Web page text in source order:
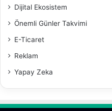
Dijital Ekosistem
Önemli Günler Takvimi
E-Ticaret
Reklam
Yapay Zeka